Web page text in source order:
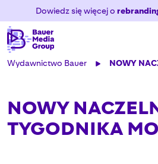
Dowiedz się więcej o
Wydawnictwo Bauer NOWY
NOWY
TYGODNIKA